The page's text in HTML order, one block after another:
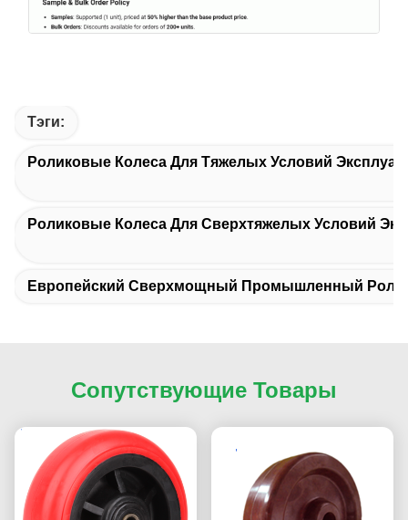
Тэги:
Роликовые Колеса Для Тяжелых Условий
Роликовые Колеса Для Сверхтяжелых Условий
Европейский Сверхмощный Промышленный
Сопутствующие Товары